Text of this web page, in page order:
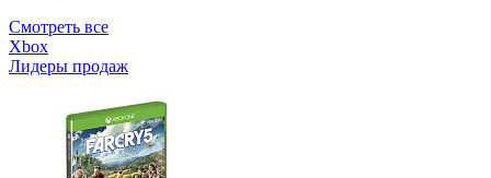
Смотреть все
Xbox
Лидеры продаж